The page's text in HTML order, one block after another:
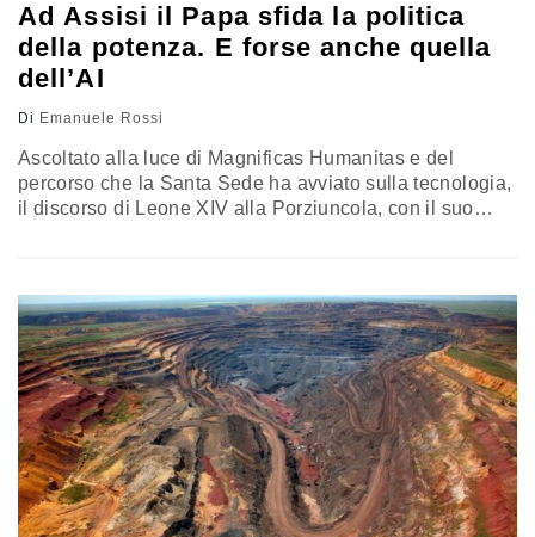
Ad Assisi il Papa sfida la politica
della potenza. E forse anche quella
dell’AI
Di Emanuele Rossi
Ascoltato alla luce di Magnificas Humanitas e del
percorso che la Santa Sede ha avviato sulla tecnologia,
il discorso di Leone XIV alla Porziuncola, con il suo
passa anche con forza dalla sfida per le nuove
tecnologie (e dalla sua umanizzazione)